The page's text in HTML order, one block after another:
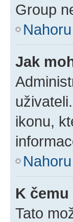
Group
Nahoru
Jak
ikonu,
Nahoru
K
Tato